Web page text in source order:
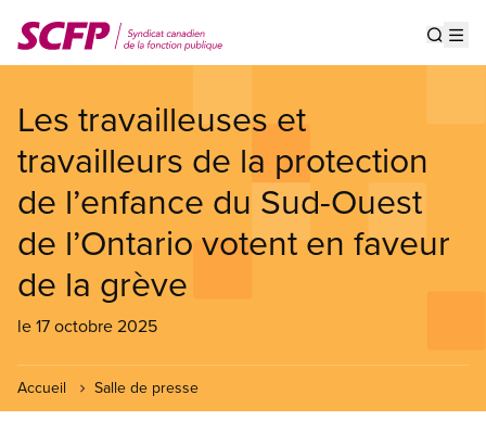
au
contenu
Les travailleuses et
travailleurs de la protection
de l’enfance du Sud-Ouest
de l’Ontario votent en faveur
de la grève
le 17 octobre 2025
Accueil Salle de presse